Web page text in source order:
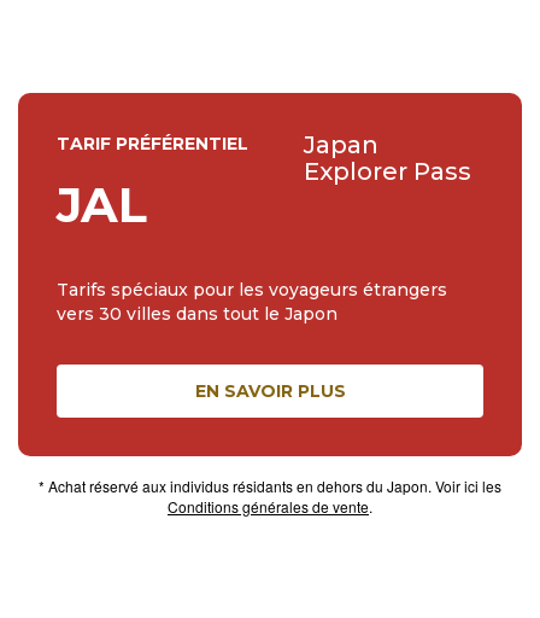
TARIF PRÉFÉRENTIEL
JAL
Japan
Explorer Pass
Tarifs spéciaux pour les voyageurs étrangers
vers 30 villes dans tout le Japon
EN SAVOIR PLUS
* Achat réservé aux individus résidants en dehors du Japon. Voir ici les
Conditions générales de vente.